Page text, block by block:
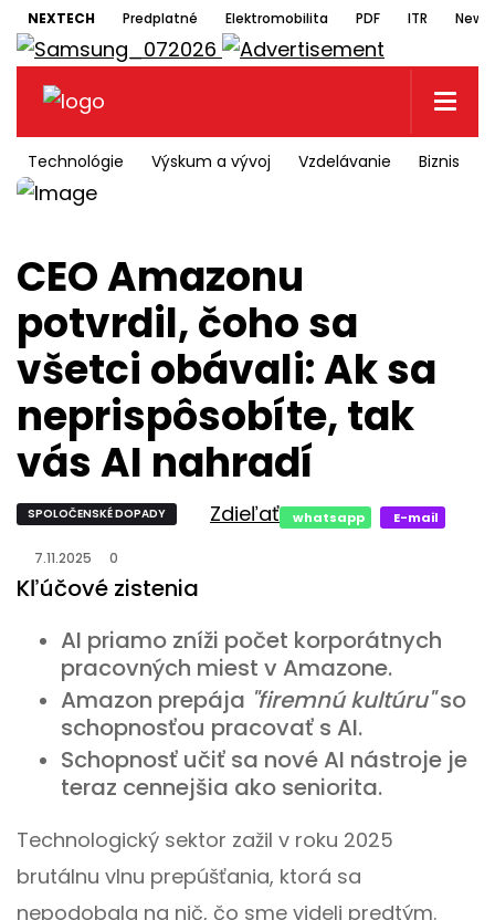
NEXTECH Predplatné Elektromobilita PDF ITR
Technológie Výskum a vývoj Vzdelávanie Biznis
CEO Amazonu
potvrdil, čoho sa
všetci obávali: Ak sa
neprispôsobíte, tak
vás AI nahradí
SPOLOČENSKÉ DOPADY Zdieľať whatsapp E-mail
7.11.2025 0
Kľúčové zistenia
AI priamo zníži počet korporátnych
pracovných miest v Amazone.
Amazon prepája "firemnú kultúru"so
schopnosťou pracovať s AI.
Schopnosť učiť sa nové AI nástroje je
teraz cennejšia ako seniorita.
Technologický sektor zažil v roku 2025
brutálnu vlnu prepúšťania, ktorá sa
nepodobala na nič, čo sme videli predtým.